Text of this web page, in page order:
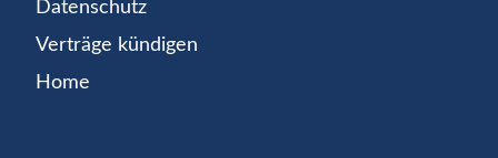
Datenschutz
Verträge kündigen
Home